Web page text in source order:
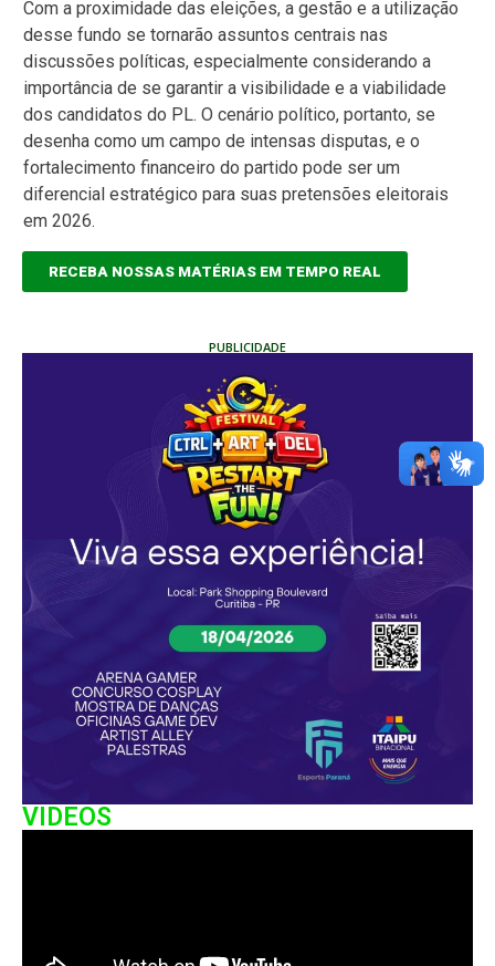
Com a proximidade das eleições, a gestão e a utilização
desse fundo se tornarão assuntos centrais nas
discussões políticas, especialmente considerando a
importância de se garantir a visibilidade e a viabilidade
dos candidatos do PL. O cenário político, portanto, se
desenha como um campo de intensas disputas, e o
fortalecimento financeiro do partido pode ser um
diferencial estratégico para suas pretensões eleitorais
em 2026.
RECEBA NOSSAS MATÉRIAS EM TEMPO REAL
PUBLICIDADE
VIDEOS